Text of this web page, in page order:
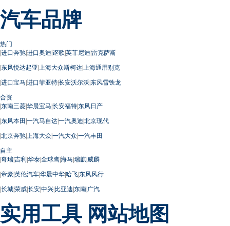
汽车品牌
热门
|进口奔驰|进口奥迪|讴歌|英菲尼迪|雷克萨斯
|东风悦达起亚| 上海大众斯柯达| 上海通用别克
|进口宝马|进口菲亚特|长安沃尔沃|东风雪铁龙
合资
|东南三菱|华晨宝马|长安福特|东风日产
|东风本田 |一汽马自达|一汽奥迪|北京现代
|北京奔驰| 上海大众|一汽大众|一汽丰田
自主
|奇瑞|吉利|华泰|全球鹰|海马|瑞麒|威麟
|帝豪|英伦汽车|华晨中华|哈飞|东风风行
|长城|荣威|长安|中兴|比亚迪|东南|广汽
实用工具 网站地图